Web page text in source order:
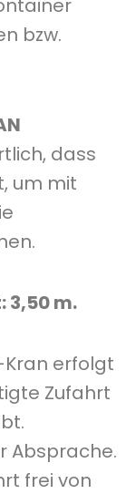
bzw.
dass
um mit
3,50 m.
Kran erfolgt
Zufahrt
Absprache.
frei von